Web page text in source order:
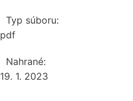
Typ súboru:
pdf
Nahrané:
19. 1. 2023